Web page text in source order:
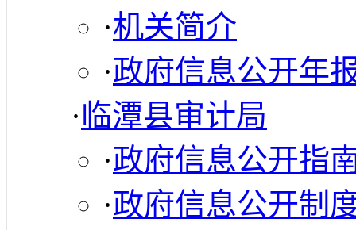
·机关简介
·政府信息公开年
·临潭县审计局
·政府信息公开指
·政府信息公开制